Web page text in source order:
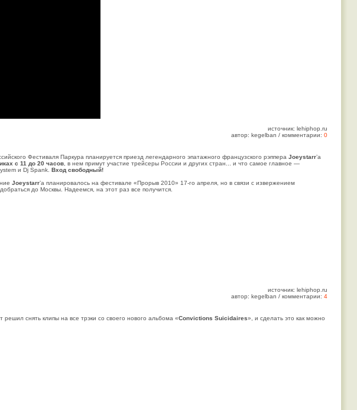
источник: lehiphop.ru
автор: kegelban / комментарии: 0
Фестиваля Паркура планируется приезд легендарного эпатажного французского рэппера Joeystarr’а
с 11 до 20 часов , в нем примут участие трейсеры России и других стран... и что самое главное —
и Dj Spank. Вход свободный!
Joeystarr’а планировалось на фестивале «Прорыв 2010» 17-го апреля, но в связи с извержением
до Москвы. Надеемся, на этот раз все получится.
источник: lehiphop.ru
автор: kegelban / комментарии: 4
снять клипы на все трэки со своего нового альбома «Convictions Suicidaires», и сделать это как можно